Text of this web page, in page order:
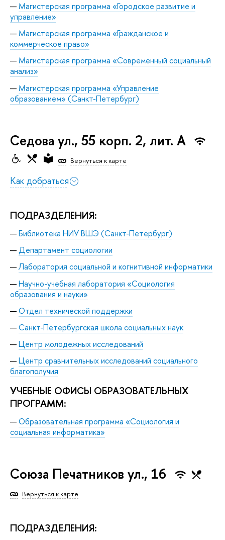
Магистерская программа «Городское развитие и
управление»
Магистерская программа «Гражданское и
коммерческое право»
Магистерская программа «Современный социальный
анализ»
Магистерская программа «Управление
образованием» (Санкт-Петербург)
Седова ул., 55 корп. 2, лит. А
Вернуться к карте
Как добраться
ПОДРАЗДЕЛЕНИЯ:
Библиотека НИУ ВШЭ (Санкт-Петербург)
Департамент социологии
Лаборатория социальной и когнитивной информатики
Научно-учебная лаборатория «Социология
образования и науки»
Отдел технической поддержки
Санкт-Петербургская школа социальных наук
Центр молодежных исследований
Центр сравнительных исследований социального
благополучия
УЧЕБНЫЕ ОФИСЫ ОБРАЗОВАТЕЛЬНЫХ
ПРОГРАММ:
Образовательная программа «Социология и
социальная информатика»
Союза Печатников ул., 16
Вернуться к карте
ПОДРАЗДЕЛЕНИЯ: